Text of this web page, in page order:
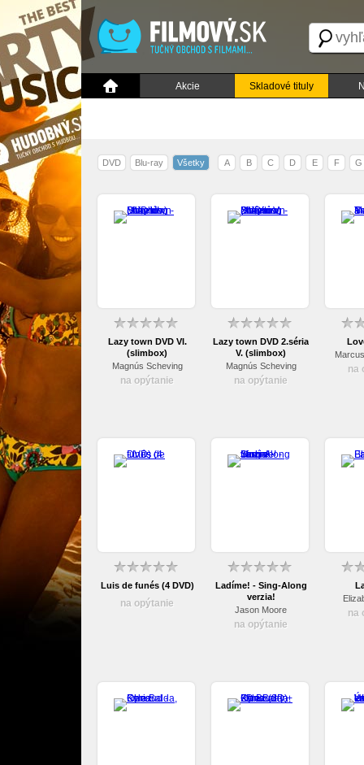
Akcie Skladové tituly
DVD Blu-ray Všetky A B C D E F G
Lazy town DVD VI.
(slimbox)
Magnús Scheving
na opýtanie
Lazy town DVD 2.séria
V. (slimbox)
Magnús Scheving
na opýtanie
na
Luis de funés (4 DVD)
na opýtanie
Ladíme! - Sing-Along
verzia!
Jason Moore
na opýtanie
na